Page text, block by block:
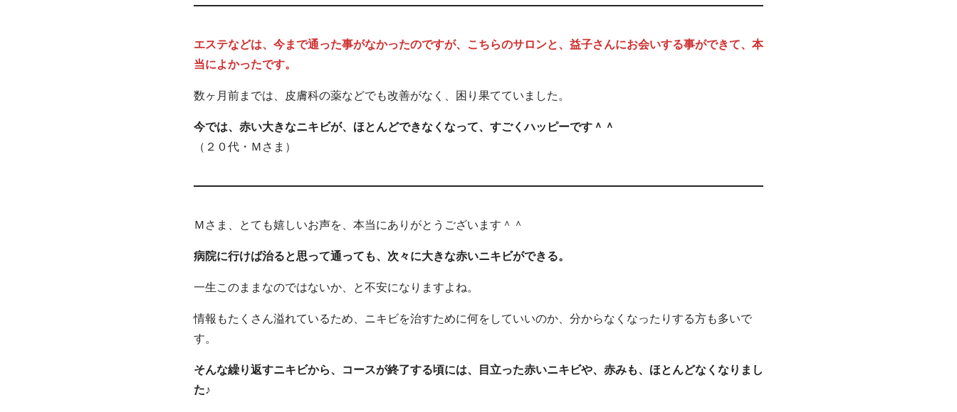
エステなどは、今まで通った事がなかったのですが、こちらのサロンと、益子さんにお会いする事ができて、本
当によかったです。
数ヶ月前までは、皮膚科の薬などでも改善がなく、困り果てていました。
今では、赤い大きなニキビが、ほとんどできなくなって、すごくハッピーです＾＾
（２０代・Ｍさま）
Ｍさま、とても嬉しいお声を、本当にありがとうございます＾＾
病院に行けば治ると思って通っても、次々に大きな赤いニキビができる。
一生このままなのではないか、と不安になりますよね。
情報もたくさん溢れているため、ニキビを治すために何をしていいのか、分からなくなったりする方も多いで
す。
そんな繰り返すニキビから、コースが終了する頃には、目立った赤いニキビや、赤みも、ほとんどなくなりまし
た♪